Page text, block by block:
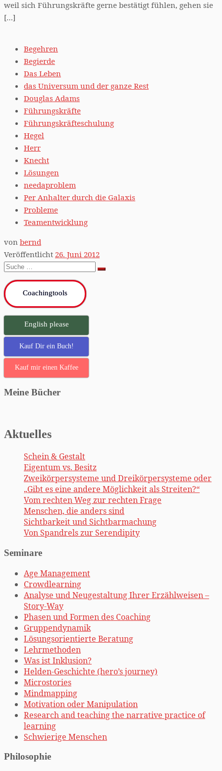
weil sich Führungskräfte gerne bestätigt fühlen, gehen sie
[…]
Begehren
Begierde
Das Leben
das Universum und der ganze Rest
Douglas Adams
Führungskräfte
Führungskräfteschulung
Hegel
Herr
Knecht
Lösungen
needaproblem
Per Anhalter durch die Galaxis
Probleme
Teamentwicklung
von bernd
Veröffentlicht 26. Juni 2012
Suche
Suche
Coachingtools
English please
Kauf Dir ein Buch!
Kauf mir einen Kaffee
Meine Bücher
Aktuelles
Schein & Gestalt
Eigentum vs. Besitz
Zweikörpersysteme und Dreikörpersysteme oder
„Gibt es eine andere Möglichkeit als Streiten?“
Vom rechten Weg zur rechten Frage
Menschen, die anders sind
Sichtbarkeit und Sichtbarmachung
Von Spandrels zur Serendipity
Seminare
Age Management
Crowdlearning
Analyse und Neugestaltung Ihrer Erzählweisen –
Story-Way
Phasen und Formen des Coaching
Gruppendynamik
Lösungsorientierte Beratung
Lehrmethoden
Was ist Inklusion?
Helden-Geschichte (hero’s journey)
Microstories
Mindmapping
Motivation oder Manipulation
Research and teaching the narrative practice of
learning
Schwierige Menschen
Philosophie